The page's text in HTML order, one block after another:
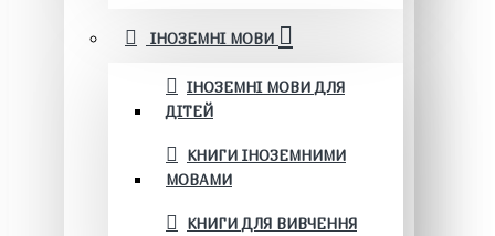
ІНОЗЕМНІ МОВИ
ІНОЗЕМНІ МОВИ ДЛЯ
ДІТЕЙ
КНИГИ ІНОЗЕМНИМИ
МОВАМИ
КНИГИ ДЛЯ ВИВЧЕННЯ